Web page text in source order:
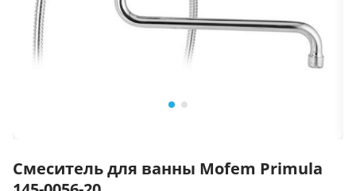
Смеситель для ванны Mofem Primula